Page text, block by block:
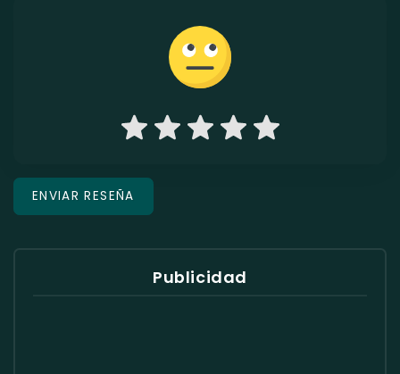
Publicidad